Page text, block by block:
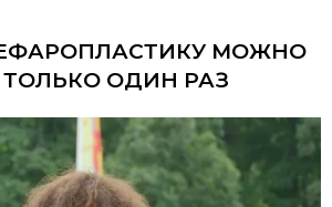
МОЖНО
ОДИН РАЗ